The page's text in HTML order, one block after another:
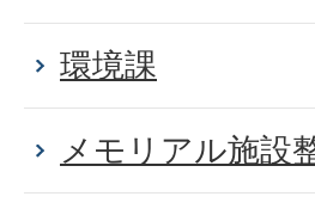
環境課
メモリアル施設